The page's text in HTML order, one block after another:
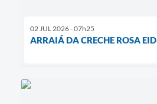
02 JUL 2026 - 07h25
ARRAIÁ DA CRECHE ROSA EID